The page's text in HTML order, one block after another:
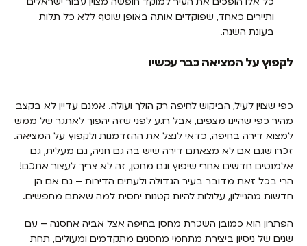
ותיירים כאחד, שפוקדים אותה באופן שוטף ללא כל תלות
בעונת השנה.
לקפוץ על המציאה כבר עכשיו
כפי שצוין לעיל, הביקוש לחיפה רק הולך ועולה. אמנם עדיין לא בקצב
מהיר כפי שהיינו מצפים, אבל רגע לפני שזה יהפוך לאתגר של ממש
למצוא דירה בחיפה, כדאי לנצל את ההזדמנות ולקפוץ על המציאה.
זכרו שגם אם לא מצאתם דירה שיש בה גם חניה, גם מעלית, גם
אלמנטים חדשים אחרי שיפוץ וגם מחסן, זה לא צריך לעצור אתכם!
הרי בכל זאת מדובר בעיר הגדולה ולעתים הדירות – גם אם הן
חדשות מהניילון, עלולות להיות קטנות יחסית למה שאתם מחפשים.
הפתרון הוא כמובן השכרת מחסן בחיפה אצל אביה אחסנה – עם
שנים של ניסיון ביצירת מתחמי מחסנים מתקדמים ומעולים, תחת